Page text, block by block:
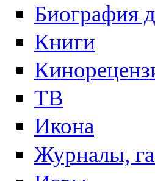
Биография
Книги
ТВ
Икона
Журналы,